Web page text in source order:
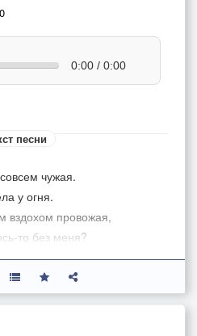
0:00 / 0:00
песни
чужая.
у огня.
вздохом провожая,
то без меня?
сигарету.
промолчал.